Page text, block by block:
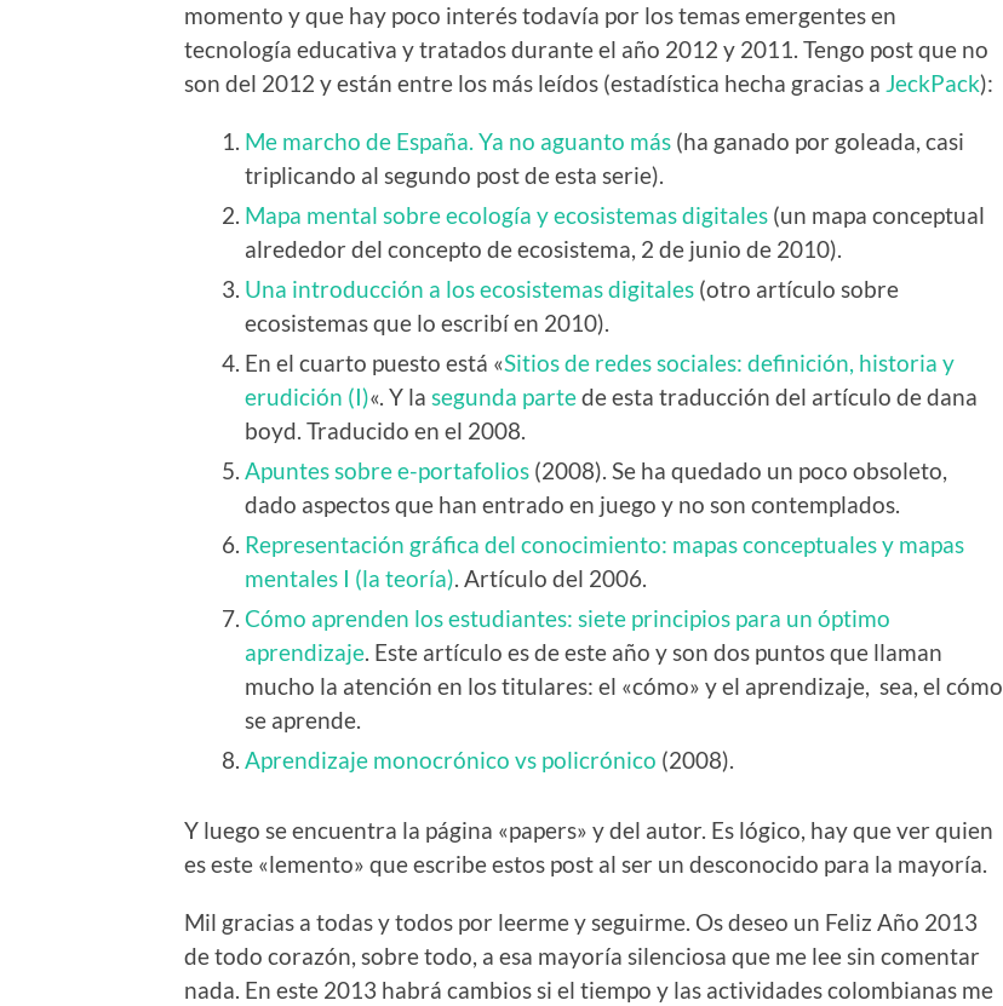
momento y que hay poco interés todavía por los temas emergentes en
tecnología educativa y tratados durante el año 2012 y 2011. Tengo post que no
son del 2012 y están entre los más leídos (estadística hecha gracias a JeckPack):
Me marcho de España. Ya no aguanto más (ha ganado por goleada, casi
triplicando al segundo post de esta serie).
Mapa mental sobre ecología y ecosistemas digitales (un mapa conceptual
alrededor del concepto de ecosistema, 2 de junio de 2010).
Una introducción a los ecosistemas digitales (otro artículo sobre
ecosistemas que lo escribí en 2010).
En el cuarto puesto está «Sitios de redes sociales: definición, historia y
erudición (I)«. Y la segunda partede esta traducción del artículo de dana
boyd. Traducido en el 2008.
Apuntes sobre e-portafolios (2008). Se ha quedado un poco obsoleto,
dado aspectos que han entrado en juego y no son contemplados.
Representación gráfica del conocimiento: mapas conceptuales y mapas
mentales I (la teoría). Artículo del 2006.
Cómo aprenden los estudiantes: siete principios para un óptimo
aprendizaje. Este artículo es de este año y son dos puntos que llaman
mucho la atención en los titulares: el «cómo» y el aprendizaje, sea, el cómo
se aprende.
Aprendizaje monocrónico vs policrónico (2008).
Y luego se encuentra la página «papers» y del autor. Es lógico, hay que ver quien
es este «lemento» que escribe estos post al ser un desconocido para la mayoría.
Mil gracias a todas y todos por leerme y seguirme. Os deseo un Feliz Año 2013
de todo corazón, sobre todo, a esa mayoría silenciosa que me lee sin comentar
nada. En este 2013 habrá cambios si el tiempo y las actividades colombianas me